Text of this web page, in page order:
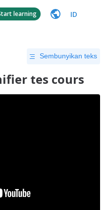
learning ID
Sembunyikan teks
tes cours